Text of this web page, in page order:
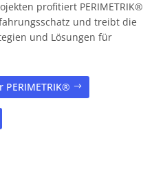
profitiert PERIMETRIK®
und treibt die
und Lösungen für
PERIMETRIK®